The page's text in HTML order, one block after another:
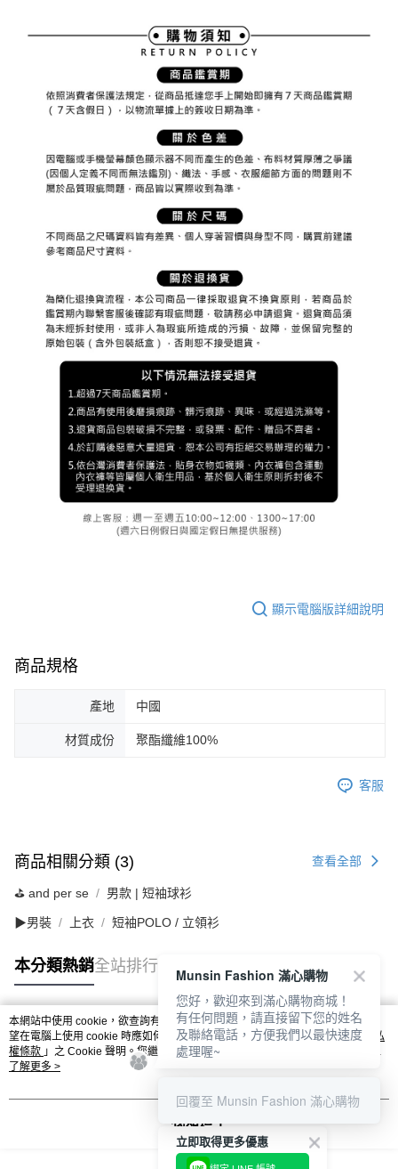
顯示電腦版詳細說明
商品規格
產地 中國
材質成份 聚酯纖維100%
客服
商品相關分類 (3) 查看全部
⛳️ and per se 男款 | 短袖球衫
▶男裝 上衣 短袖POLO / 立領衫
本分類熱銷全站排行
熱門標籤
本網站中使用 cookie，欲查詢有關本網站使用 cookie 方式之詳情，及若您不希
望在電腦上使用 cookie 時應如何變更電腦的 cookie 設定，請參閱本網站「
隱私
權條款 」之 Cookie 聲明。您繼續使用本網站即表示您同意本公司得按本網站使
用條款之 Cookie 聲明使用 cookie。
了解更多 >
我知道了
立即取得更多優惠
Munsin Fashion 滿心購物
您好，歡迎來到滿心購物商城！
有任何問題，請直接留下您的姓名
及聯絡電話，方便我們以最快速度
處理喔~
回覆至 Munsin Fashion 滿心購物